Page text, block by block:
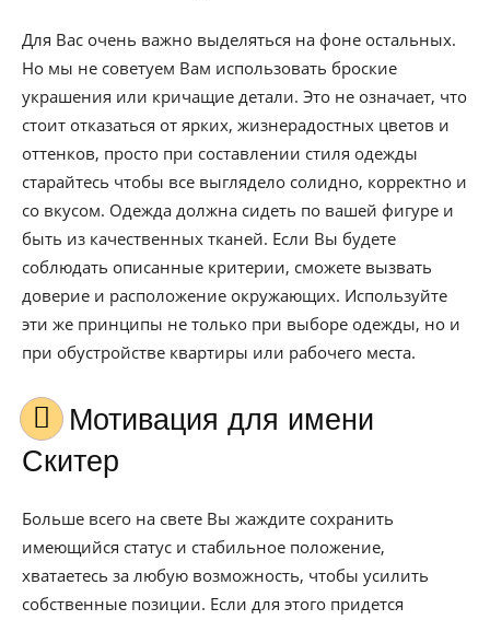
Для Вас очень важно выделяться на фоне остальных.
Но мы не советуем Вам использовать броские
украшения или кричащие детали. Это не означает, что
стоит отказаться от ярких, жизнерадостных цветов и
оттенков, просто при составлении стиля одежды
старайтесь чтобы все выглядело солидно, корректно и
со вкусом. Одежда должна сидеть по вашей фигуре и
быть из качественных тканей. Если Вы будете
соблюдать описанные критерии, сможете вызвать
доверие и расположение окружающих. Используйте
эти же принципы не только при выборе одежды, но и
при обустройстве квартиры или рабочего места.
Мотивация для имени
Скитер
Больше всего на свете Вы жаждите сохранить
имеющийся статус и стабильное положение,
хватаетесь за любую возможность, чтобы усилить
собственные позиции. Если для этого придется